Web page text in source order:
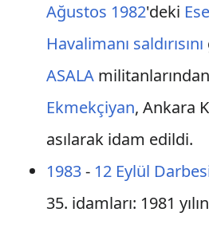
Ağustos 1982'deki
Havalimanı saldırısını
ASALAmilitanlarından
Ekmekçiyan, Ankara
asılarak idam edildi.
1983- 12 Eylül
35. idamları: 1981